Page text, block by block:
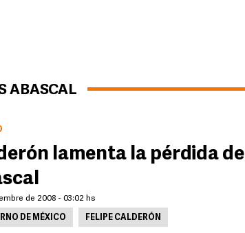
ABASCAL
lamenta la pérdida de
de 2008 - 03:02 hs
DE MÉXICO FELIPE CALDERÓN